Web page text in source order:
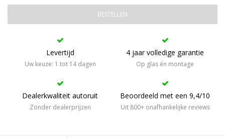
BESTELLEN
Levertijd
Uw keuze: 1 tot 14 dagen
4 jaar volledige garantie
Op glas én montage
Dealerkwaliteit autoruit
Zonder dealerprijzen
Beoordeeld met een 9,4/10
Uit 800+ onafhankelijke reviews